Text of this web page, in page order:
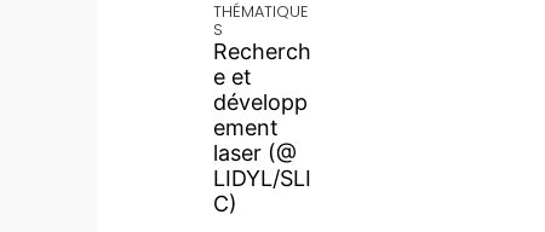
THÉMATIQUE
S
Recherch
e et
développ
ement
laser (@
LIDYL/SLI
C)